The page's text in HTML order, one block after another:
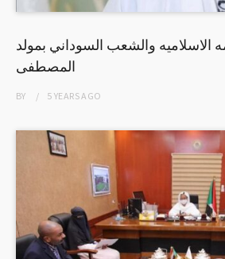
الاسلاميه والشعب السوداني بمولد
المصطفى
BY 5 YEARSAGO